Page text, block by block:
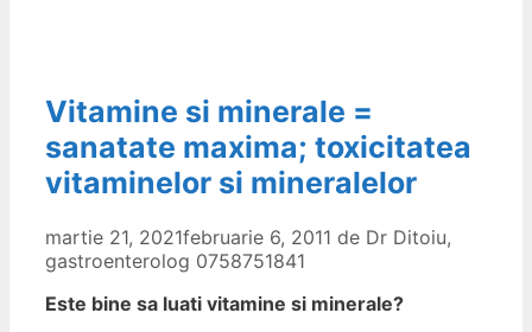
Vitamine si minerale =
sanatate maxima; toxicitatea
vitaminelor si mineralelor
martie 21, 2021februarie 6, 2011 de Dr Ditoiu,
gastroenterolog 0758751841
Este bine sa luati vitamine si minerale?